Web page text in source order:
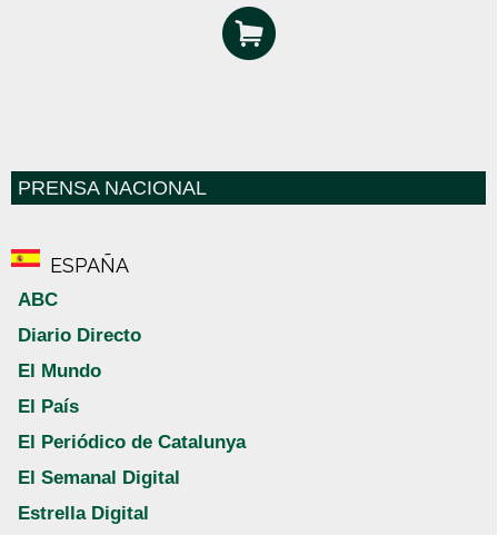
PRENSA NACIONAL
ESPAÑA
ABC
Diario Directo
El Mundo
El País
El Periódico de Catalunya
El Semanal Digital
Estrella Digital